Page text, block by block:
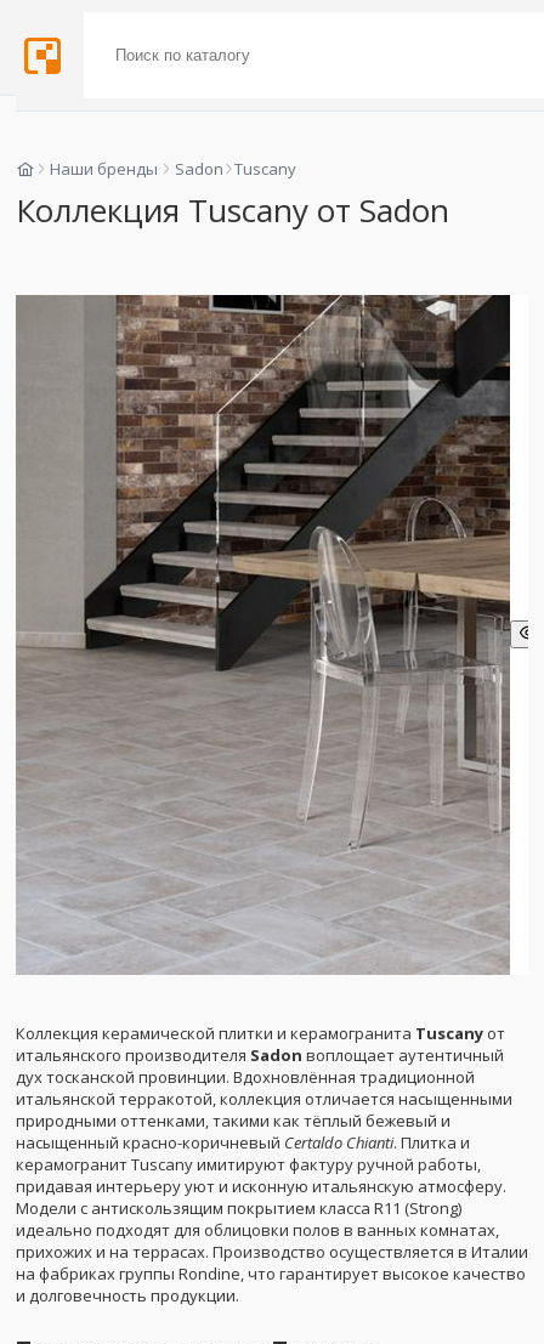
Наши бренды Sadon Tuscany
Коллекция Tuscany от Sadon
Коллекция керамической плитки и керамогранита Tuscany от
итальянского производителя Sadon воплощает аутентичный
дух тосканской провинции. Вдохновлённая традиционной
итальянской терракотой, коллекция отличается насыщенными
природными оттенками, такими как тёплый бежевый и
насыщенный красно-коричневый Certaldo Chianti. Плитка и
керамогранит Tuscany имитируют фактуру ручной работы,
придавая интерьеру уют и исконную итальянскую атмосферу.
Модели с антискользящим покрытием класса R11 (Strong)
идеально подходят для облицовки полов в ванных комнатах,
прихожих и на террасах. Производство осуществляется в Италии
на фабриках группы Rondine, что гарантирует высокое качество
и долговечность продукции.